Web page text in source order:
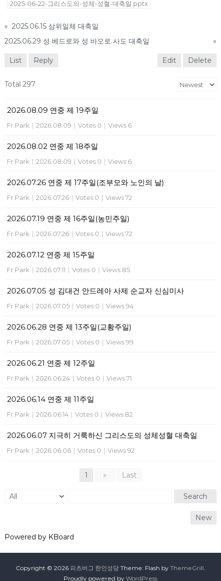
2025-06-22-그리스도의-성체-성혈-대축일.pptx
« 2025.06.15 삼위일체 대축일
2025.06.29 성 베드로와 성 바오로 사도 대축일
»
List Reply Edit Delete
Total 297
2026.08.09 연중 제 19주일
Fr.Park | 2026.08.09 | Votes 0 | Views 6
2026.08.02 연중 제 18주일
Fr.Park | 2026.08.09 | Votes 0 | Views 6
2026.07.26 연중 제 17주일(조부모와 노인의 날)
Fr.Park | 2026.07.26 | Votes 0 | Views 72
2026.07.19 연중 제 16주일(농민주일)
Fr.Park | 2026.07.26 | Votes 0 | Views 72
2026.07.12 연중 제 15주일
Fr.Park | 2026.07.11 | Votes 0 | Views 85
2026.07.05 성 김대건 안드레아 사제 순교자 신심미사
Fr.Park | 2026.07.05 | Votes 0 | Views 94
2026.06.28 연중 제 13주일(교황주일)
Fr.Park | 2026.07.05 | Votes 0 | Views 99
2026.06.21 연중 제 12주일
Fr.Park | 2026.06.24 | Votes 0 | Views 71
2026.06.14 연중 제 11주일
Fr.Park | 2026.06.14 | Votes 0 | Views 82
2026.06.07 지극히 거룩하신 그리스도의 성체성혈 대축일
Fr.Park | 2026.06.06 | Votes 0 | Views 92
1 » Last
Search
New
Powered by KBoard
Copyright © 2026 피츠버그 한인성당 Theme: Flash by ThemeGrill.
Proudly powered by WordPress